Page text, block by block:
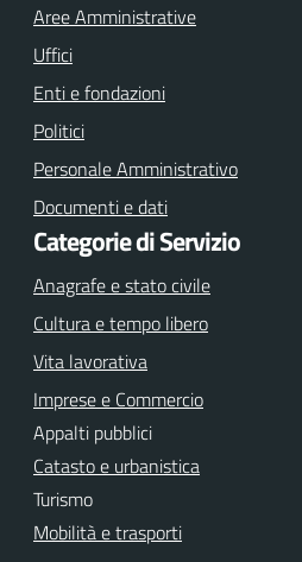
o
k
Aree Amministrative
Uffici
Enti e fondazioni
Politici
Personale Amministrativo
Documenti e dati
Categorie di Servizio
Anagrafe e stato civile
Cultura e tempo libero
Vita lavorativa
Imprese e Commercio
Appalti pubblici
Catasto e urbanistica
Turismo
Mobilità e trasporti